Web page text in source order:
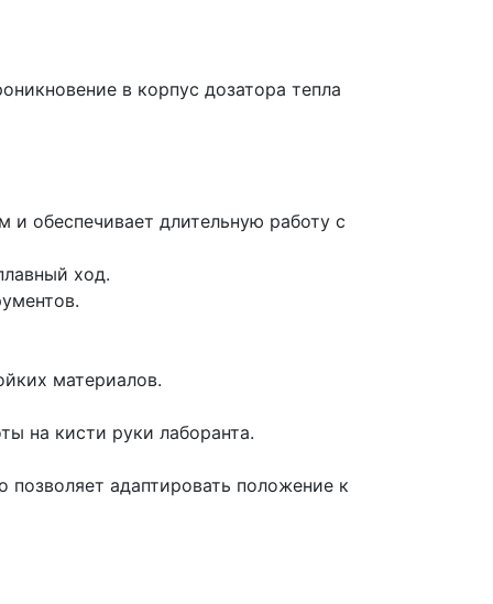
в корпус дозатора тепла
и обеспечивает длительную работу с
ход.
материалов.
на кисти руки лаборанта.
позволяет адаптировать положение к